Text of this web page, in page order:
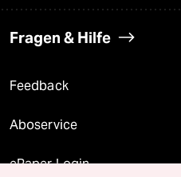
Fragen & Hilfe
Feedback
Aboservice
ePaper Login